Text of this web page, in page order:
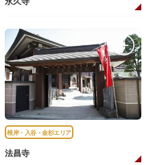
根岸・入谷・金杉エリア
法昌寺